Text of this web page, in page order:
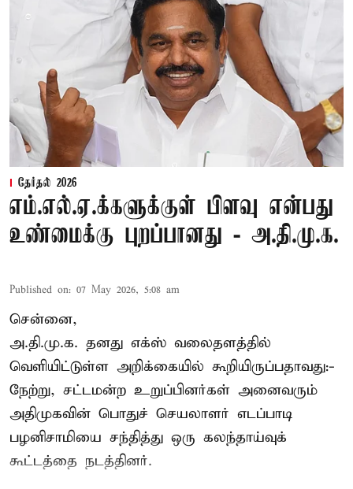
தேர்தல் 2026
எம்.எல்.ஏ.க்களுக்குள் பிளவு என்பது
உண்மைக்கு புறப்பானது - அ.தி.மு.க.
Published on: 07 May 2026, 5:08 am
சென்னை,
அ.தி.மு.க. தனது எக்ஸ் வலைதளத்தில்
வெளியிட்டுள்ள அறிக்கையில் கூறியிருப்பதாவது:-
நேற்று, சட்டமன்ற உறுப்பினர்கள் அனைவரும்
அதிமுகவின் பொதுச் செயலாளர் எடப்பாடி
பழனிசாமியை சந்தித்து ஒரு கலந்தாய்வுக்
கூட்டத்தை நடத்தினர்.